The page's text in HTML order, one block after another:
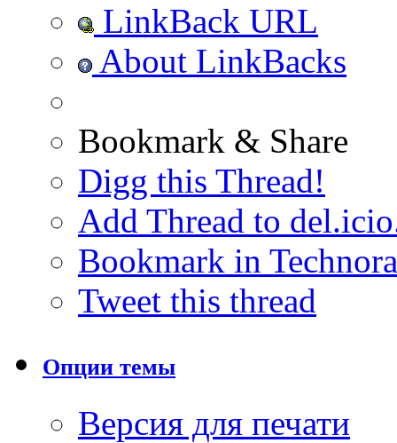
LinkBack URL
About LinkBacks
Bookmark & Share
Digg this Thread!
Add Thread to
Bookmark in
Tweet this thread
Опции темы
Версия для печати